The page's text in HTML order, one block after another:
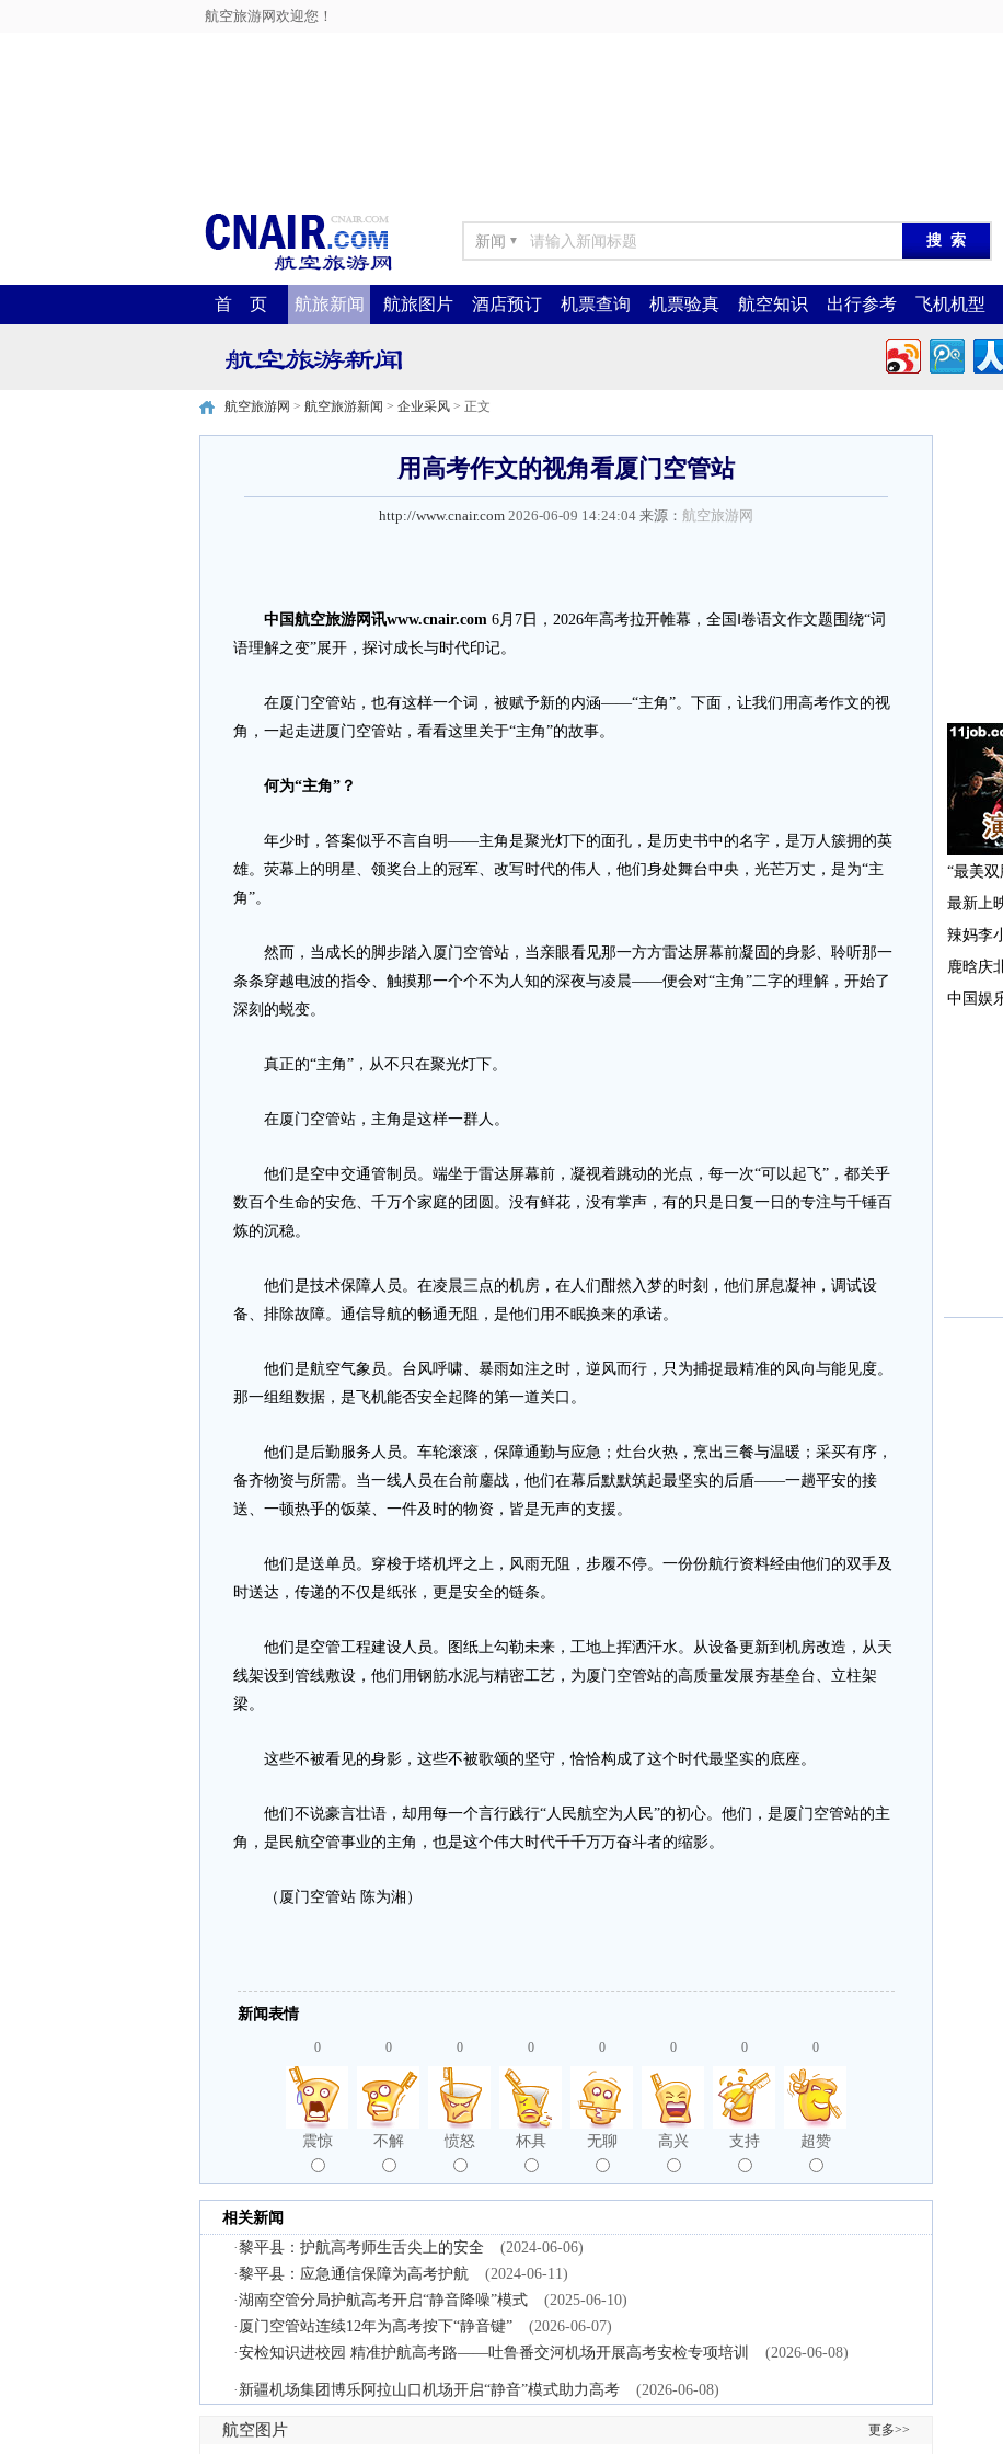
航空旅游网欢迎您！
新闻 ▼
首 页 航旅新闻 航旅图片 酒店预订 机票查询 机票验真 航空知识 出行参考 飞机机型
航空旅游网 > 航空旅游新闻 > 企业采风 > 正文
用高考作文的视角看厦门空管站
http://www.cnair.com 2026-06-09 14:24:04 来源： 航空旅游网
中国航空旅游网讯www.cnair.com 6月7日，2026年高考拉开帷幕，全国Ⅰ卷语文作文题围绕“词
语理解之变”展开，探讨成长与时代印记。
在厦门空管站，也有这样一个词，被赋予新的内涵——“主角”。下面，让我们用高考作文的视
角，一起走进厦门空管站，看看这里关于“主角”的故事。
何为“主角”？
年少时，答案似乎不言自明——主角是聚光灯下的面孔，是历史书中的名字，是万人簇拥的英
雄。荧幕上的明星、领奖台上的冠军、改写时代的伟人，他们身处舞台中央，光芒万丈，是为“主
角”。
然而，当成长的脚步踏入厦门空管站，当亲眼看见那一方方雷达屏幕前凝固的身影、聆听那一
条条穿越电波的指令、触摸那一个个不为人知的深夜与凌晨——便会对“主角”二字的理解，开始了
深刻的蜕变。
真正的“主角”，从不只在聚光灯下。
在厦门空管站，主角是这样一群人。
他们是空中交通管制员。端坐于雷达屏幕前，凝视着跳动的光点，每一次“可以起飞”，都关乎
数百个生命的安危、千万个家庭的团圆。没有鲜花，没有掌声，有的只是日复一日的专注与千锤百
炼的沉稳。
他们是技术保障人员。在凌晨三点的机房，在人们酣然入梦的时刻，他们屏息凝神，调试设
备、排除故障。通信导航的畅通无阻，是他们用不眠换来的承诺。
他们是航空气象员。台风呼啸、暴雨如注之时，逆风而行，只为捕捉最精准的风向与能见度。
那一组组数据，是飞机能否安全起降的第一道关口。
他们是后勤服务人员。车轮滚滚，保障通勤与应急；灶台火热，烹出三餐与温暖；采买有序，
备齐物资与所需。当一线人员在台前鏖战，他们在幕后默默筑起最坚实的后盾——一趟平安的接
送、一顿热乎的饭菜、一件及时的物资，皆是无声的支援。
他们是送单员。穿梭于塔机坪之上，风雨无阻，步履不停。一份份航行资料经由他们的双手及
时送达，传递的不仅是纸张，更是安全的链条。
他们是空管工程建设人员。图纸上勾勒未来，工地上挥洒汗水。从设备更新到机房改造，从天
线架设到管线敷设，他们用钢筋水泥与精密工艺，为厦门空管站的高质量发展夯基垒台、立柱架
梁。
这些不被看见的身影，这些不被歌颂的坚守，恰恰构成了这个时代最坚实的底座。
他们不说豪言壮语，却用每一个言行践行“人民航空为人民”的初心。他们，是厦门空管站的主
角，是民航空管事业的主角，也是这个伟大时代千千万万奋斗者的缩影。
（厦门空管站 陈为湘）
新闻表情
0
震惊
0
不解
0
愤怒
0
杯具
0
无聊
0
高兴
0
支持
0
超赞
相关新闻
·黎平县：护航高考师生舌尖上的安全
(2024-06-06)
·黎平县：应急通信保障为高考护航
(2024-06-11)
·湖南空管分局护航高考开启“静音降噪”模式
(2025-06-10)
· 厦门空管站连续12年为高考按下“静音键”
(2026-06-07)
·安检知识进校园 精准护航高考路——吐鲁番交河机场开展高考安检专项培训 (2026-06-08)
· 新疆机场集团博乐阿拉山口机场开启“静音”模式助力高考 (2026-06-08)
航空图片 更多>>